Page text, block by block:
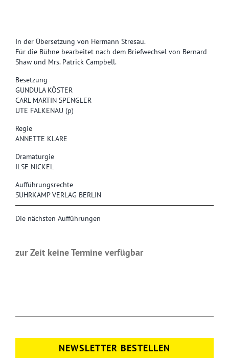
In der Übersetzung von Hermann Stresau.
Für die Bühne bearbeitet nach dem Briefwechsel von Bernard
Shaw und Mrs. Patrick Campbell.
Besetzung
GUNDULA KÖSTER
CARL MARTIN SPENGLER
UTE FALKENAU (p)
Regie
ANNETTE KLARE
Dramaturgie
ILSE NICKEL
Aufführungsrechte
SUHRKAMP VERLAG BERLIN
Die nächsten Aufführungen
zur Zeit keine Termine verfügbar
NEWSLETTER BESTELLEN